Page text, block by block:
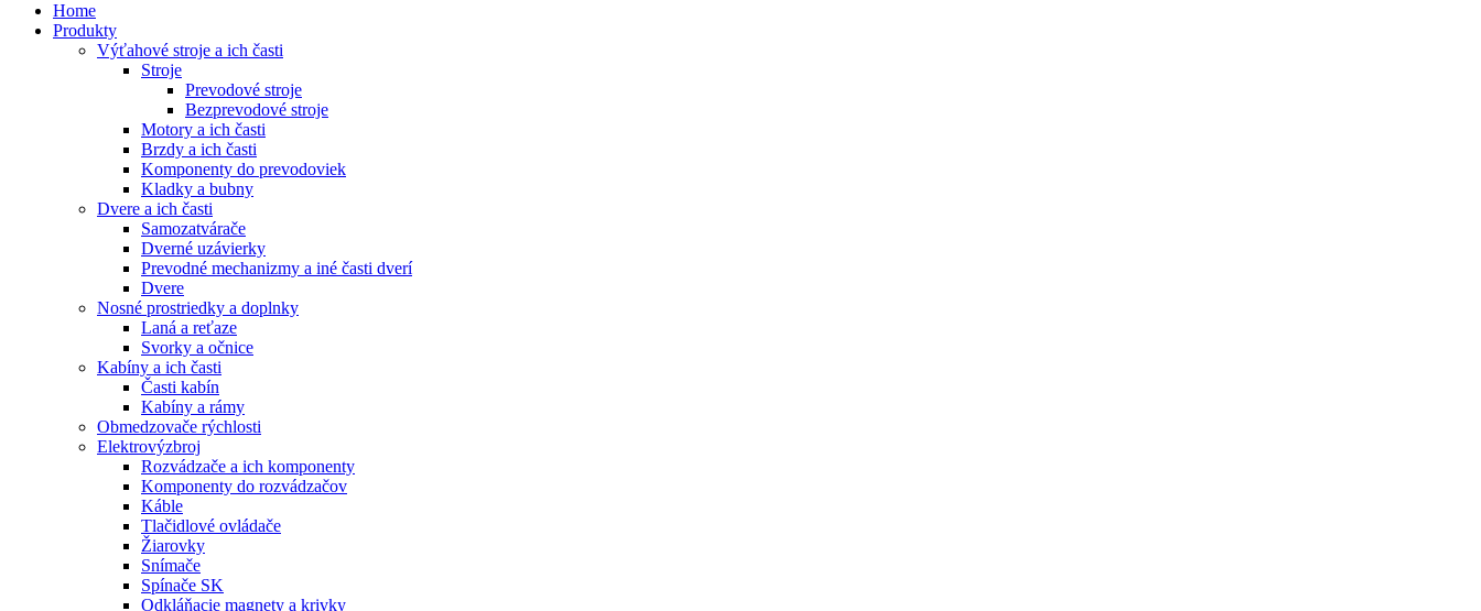
Home
Produkty
Výťahové stroje a ich časti
Stroje
Prevodové stroje
Bezprevodové stroje
Motory a ich časti
Brzdy a ich časti
Komponenty do prevodoviek
Kladky a bubny
Dvere a ich časti
Samozatvárače
Dverné uzávierky
Prevodné mechanizmy a iné časti dverí
Dvere
Nosné prostriedky a doplnky
Laná a reťaze
Svorky a očnice
Kabíny a ich časti
Časti kabín
Kabíny a rámy
Obmedzovače rýchlosti
Elektrovýzbroj
Rozvádzače a ich komponenty
Komponenty do rozvádzačov
Káble
Tlačidlové ovládače
Žiarovky
Snímače
Spínače SK
Odkláňacie magnety a krivky